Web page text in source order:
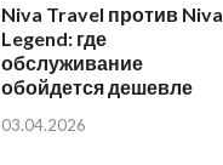
Niva Travel против Niva
Legend: где
обслуживание
обойдется дешевле
03.04.2026